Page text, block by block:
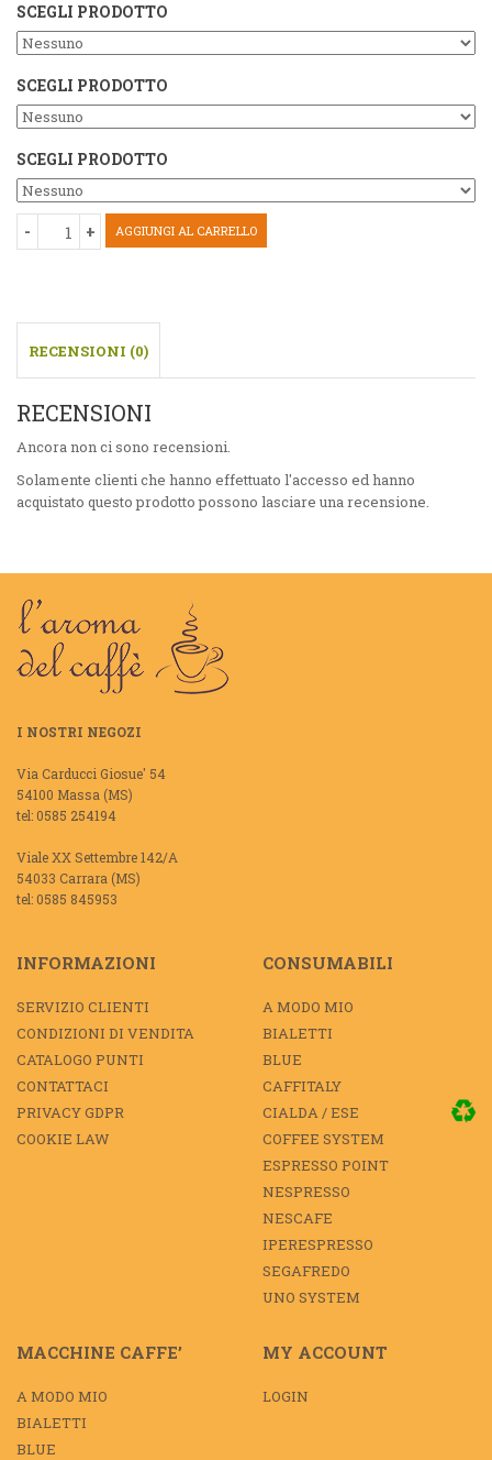
SCEGLI PRODOTTO
SCEGLI PRODOTTO
SCEGLI PRODOTTO
AGGIUNGI AL CARRELLO
RECENSIONI (0)
RECENSIONI
Ancora non ci sono recensioni.
Solamente clienti che hanno effettuato l'accesso ed hanno
acquistato questo prodotto possono lasciare una recensione.
I NOSTRI NEGOZI
Via Carducci Giosue' 54
54100 Massa (MS)
tel: 0585 254194
Viale XX Settembre 142/A
54033 Carrara (MS)
tel: 0585 845953
INFORMAZIONI
SERVIZIO CLIENTI
CONDIZIONI DI VENDITA
CATALOGO PUNTI
CONTATTACI
PRIVACY GDPR
COOKIE LAW
CONSUMABILI
A MODO MIO
BIALETTI
BLUE
CAFFITALY
CIALDA / ESE
COFFEE SYSTEM
ESPRESSO POINT
NESPRESSO
NESCAFE
IPERESPRESSO
SEGAFREDO
UNO SYSTEM
MACCHINE CAFFE’
A MODO MIO
BIALETTI
BLUE
MY ACCOUNT
LOGIN